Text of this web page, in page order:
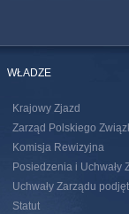
WŁADZE
Krajowy Zjazd
Zarząd Polskiego
Komisja Rewizyjna
Posiedzenia i Uchwały
Uchwały Zarządu
Statut